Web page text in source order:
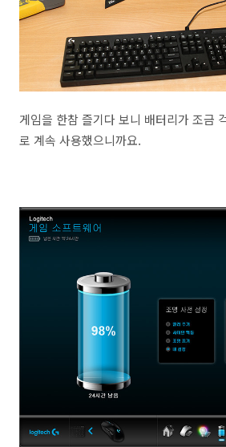
게임을 한참 즐기다 보니 배터리가 조금
로 계속 사용했으니까요.